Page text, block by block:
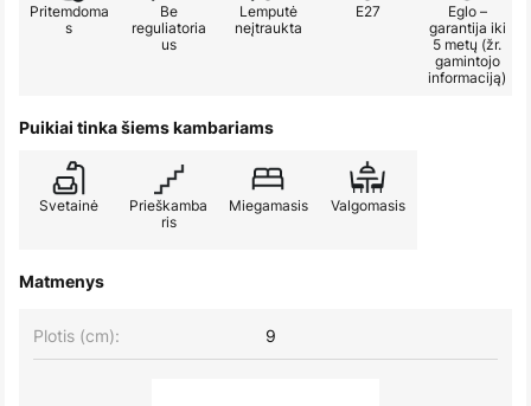
Pritemdoma
s
Be
reguliatoria
us
Lemputė
neįtraukta
E27
Eglo –
garantija iki
5 metų (žr.
gamintojo
informaciją)
Puikiai tinka šiems kambariams
Svetainė
Prieškamba
ris
Miegamasis Valgomasis
Matmenys
Plotis (cm): 9